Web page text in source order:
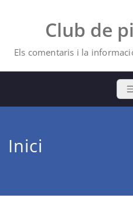
Club de
Els comentaris i la
Inici